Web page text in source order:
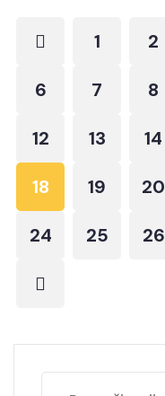
1 2
6 7 8
12 13 14
18 19 20
24 25 26